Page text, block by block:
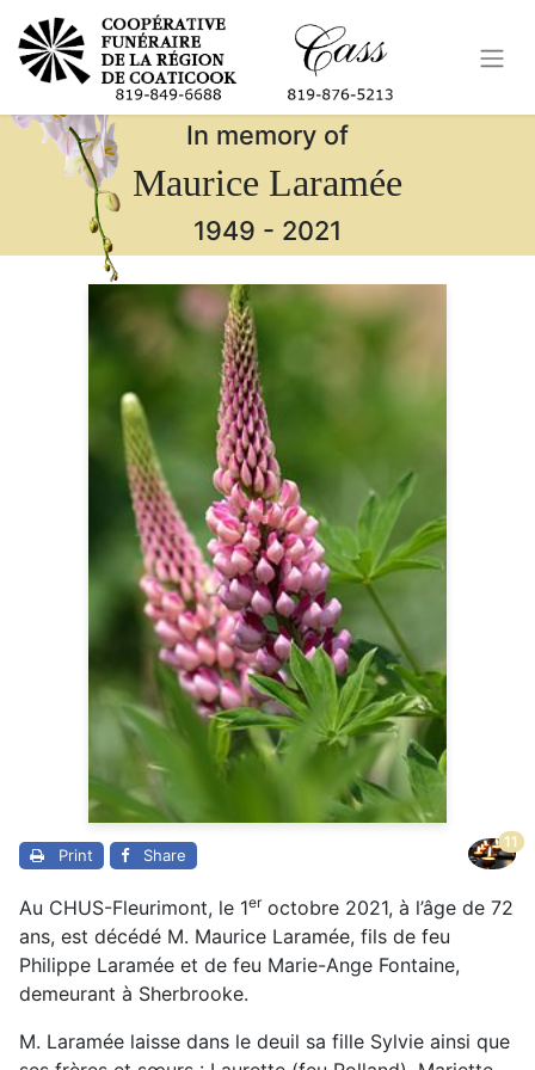
In memory of
Maurice Laramée
1949 - 2021
Print Share
11
Au CHUS-Fleurimont, le 1eroctobre 2021, à l’âge de 72
ans, est décédé M. Maurice Laramée, fils de feu
Philippe Laramée et de feu Marie-Ange Fontaine,
demeurant à Sherbrooke.
M. Laramée laisse dans le deuil sa fille Sylvie ainsi que